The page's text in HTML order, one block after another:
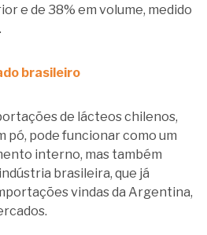
e de 38% em volume, medido
brasileiro
de lácteos chilenos,
pó, pode funcionar como um
interno, mas também
brasileira, que já
vindas da Argentina,